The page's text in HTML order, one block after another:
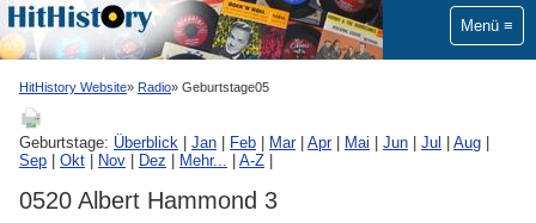
Menü
HitHistory Website Radio Geburtstage05
Geburtstage: Überblick Jan Feb Mar| Apr| Mai Jun Jul Aug
Sep
Okt Nov Dez Mehr... A-Z
0520 Albert Hammond 3